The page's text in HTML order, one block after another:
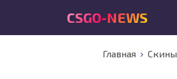
CSGO-NEWS
Главная Скины